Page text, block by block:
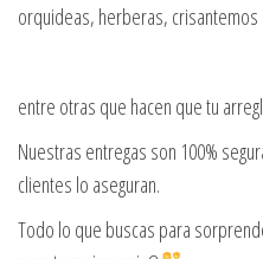
orquideas, herberas, crisantemos
entre otras que hacen que tu
Nuestras entregas son 100%
clientes lo aseguran.
Todo lo que buscas para